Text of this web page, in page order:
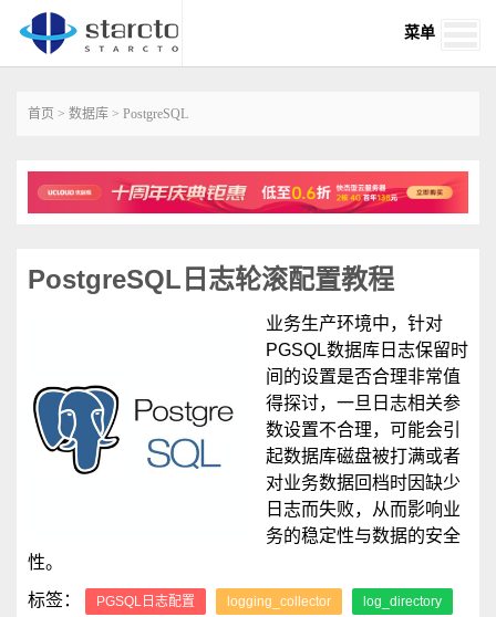
菜单
首页 > 数据库 > PostgreSQL
PostgreSQL日志轮滚配置教程
业务生产环境中，针对
PGSQL数据库日志保留时
间的设置是否合理非常值
得探讨，一旦日志相关参
数设置不合理，可能会引
起数据库磁盘被打满或者
对业务数据回档时因缺少
日志而失败，从而影响业
务的稳定性与数据的安全
性。
标签：
PGSQL日志配置 logging_collector log_directory